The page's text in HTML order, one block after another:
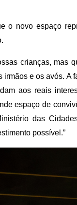
o novo espaço
crianças, mas
e os avós. A
aos reais
espaço de
das
possível.”